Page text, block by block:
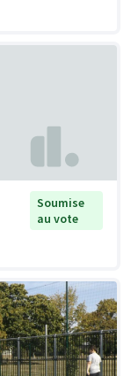
Soumise
au vote